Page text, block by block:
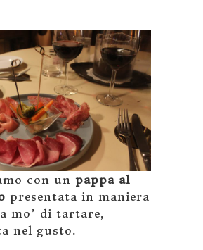
con un pappa al
presentata in maniera
mo’ di tartare,
nel gusto.